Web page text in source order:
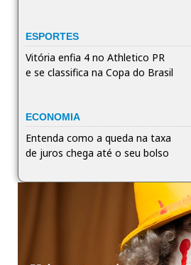
ESPORTES
Vitória enfia 4 no Athletico PR
e se classifica na Copa do Brasil
ECONOMIA
Entenda como a queda na taxa
de juros chega até o seu bolso